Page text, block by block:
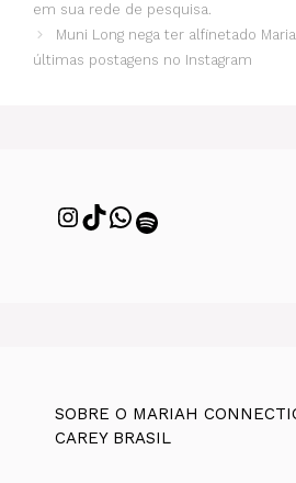
em sua rede de pesquisa.
Muni Long nega ter alfinetado
últimas postagens no Instagram
SOBRE O MARIAH
CAREY BRASIL